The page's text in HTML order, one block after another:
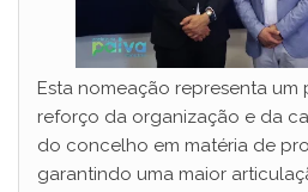
Esta nomeação representa um
reforço da organização e da
do concelho em matéria de
garantindo uma maior